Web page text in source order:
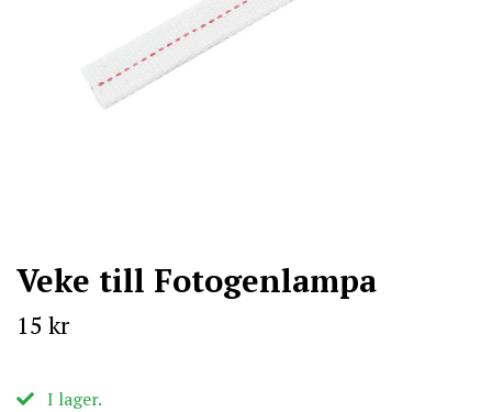
Veke till Fotogenlampa
15 kr
I lager.